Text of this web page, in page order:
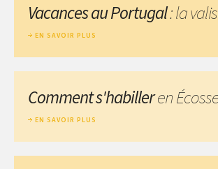
Vacances au Portugal: la
EN SAVOIR PLUS
Comment s'habilleren
EN SAVOIR PLUS